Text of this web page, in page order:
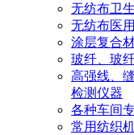
无纺布卫
无纺布医
涂层复合
玻纤、玻
高强线、
检测仪器
各种车间
常用纺织